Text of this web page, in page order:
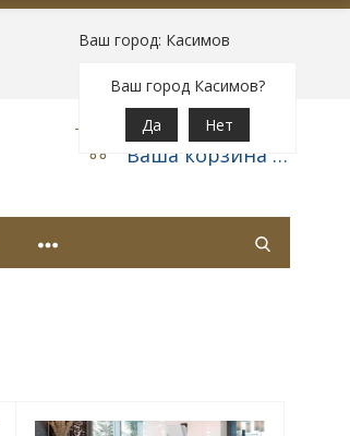
Ваш город: Касимов
Ваш город Касимов?
Да
Нет
Вход |Регистрация
Корзина
Ваша корзина пуста